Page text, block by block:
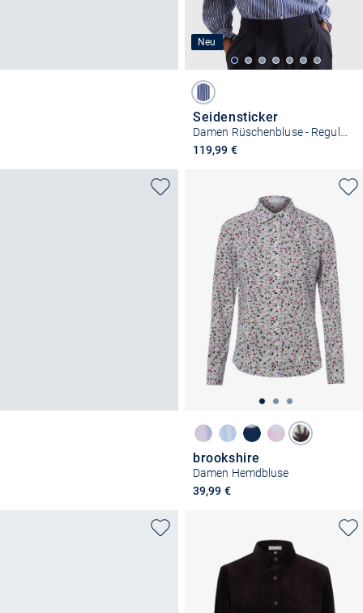
Neu
Seidensticker
Damen Rüschenbluse - Regular Fit
119,99 €
brookshire
Damen Hemdbluse
39,99 €